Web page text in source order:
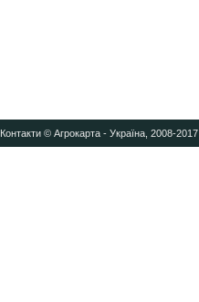
Контакти© Агрокарта - Україна, 2008-2017